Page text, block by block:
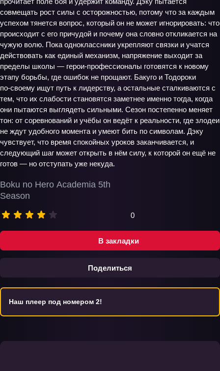
В закладки
Поделиться
Boku no Hero Academia 5th
Season
0
совмещать рост силы с осторожностью, потому что за каждым
успехом тянется вопрос, который он не может игнорировать: что
происходит с его причудой и почему она словно откликается на
чужую волю. Пока одноклассники укрепляют связки и учатся
действовать как единый механизм, напряжение выходит за
пределы школы — герои‑профессионалы готовятся к новому
этапу борьбы, где ошибок не прощают. Бакуго и Тодороки
по‑своему ищут путь к лидерству, а остальные сталкиваются с
тем, что их слабости становятся заметнее именно тогда, когда
они пытаются выглядеть сильными. Сезон постепенно меняет
тон: от соревнований и учёбы он ведёт к реальности, где злодеи
не ждут удобного момента и умеют бить по символам. Дэку
чувствует, что время спокойных уроков заканчивается, и
следующий шаг может открыть в нём силу, к которой он ещё не
готов — но отступать уже некуда.
Наш плеер под номером 2!